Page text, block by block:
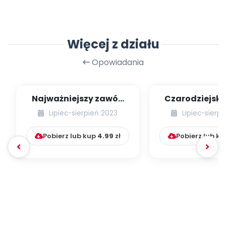
Więcej z działu
Opowiadania
Najważniejszy zawód
świata
Lipiec-sierpień 2023
Pobierz lub kup 4.99 zł
Lipiec-
Pobierz lub